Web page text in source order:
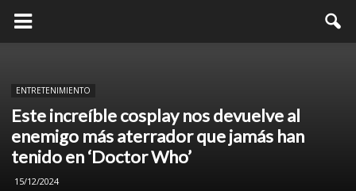
ENTRETENIMIENTO
Este increíble cosplay nos devuelve al
enemigo más aterrador que jamás han
tenido en ‘Doctor Who’
15/12/2024